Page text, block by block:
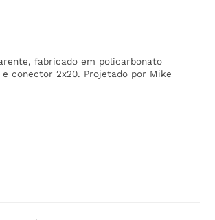
fabricado em policarbonato
conector 2x20. Projetado por Mike